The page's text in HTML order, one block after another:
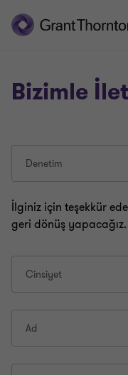
Bizimle
soru
türü
seçildiğinde
bu
yeniden
yüklenecektir.
Denetim
İlginiz için teşekkür
geri dönüş yapacağız.
Cinsiyet
Ad